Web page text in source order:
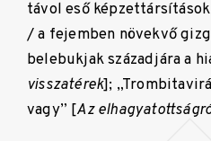
távol eső
/ a fejemben növekvő
belebukjak századjára a
visszatérek];
vagy” [Az